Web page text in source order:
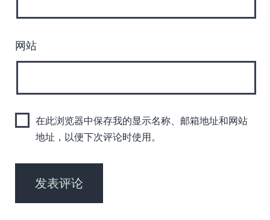
网站
在此浏览器中保存我的显示名称、邮箱地址和网站
地址，以便下次评论时使用。